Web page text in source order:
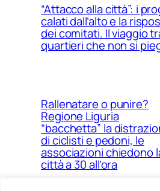
“Attacco alla città”: i
calati dall’alto e la
dei comitati. Il viaggio
quartieri che non si
Rallenatare o punire?
Regione Liguria
“bacchetta” la
di ciclisti e pedoni, le
associazioni chiedono
città a 30 all’ora